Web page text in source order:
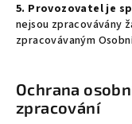
5. Provozovatel je
nejsou zpracovávány
zpracovávaným
Ochrana
zpracování